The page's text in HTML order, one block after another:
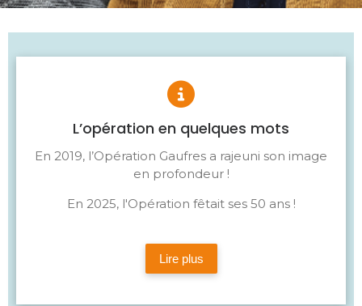
L’opération en quelques mots
En 2019, l’Opération Gaufres a rajeuni son image
en profondeur !
En 2025, l'Opération fêtait ses 50 ans !
Lire plus